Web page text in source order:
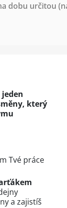
dobu určitou
který
Tvé práce
a zajistíš